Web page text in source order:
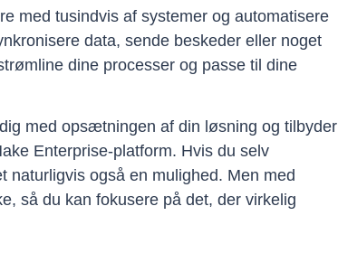
med tusindvis af systemer og automatisere
data, sende beskeder eller noget
dine processer og passe til dine
med opsætningen af din løsning og tilbyder
Enterprise-platform. Hvis du selv
også en mulighed. Men med
så du kan fokusere på det, der virkelig